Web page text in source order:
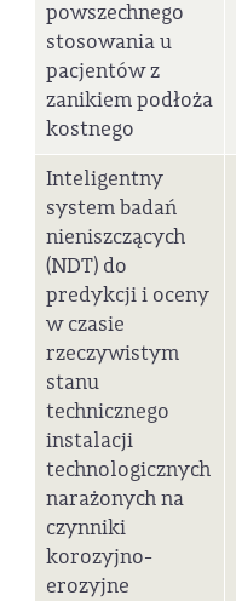
powszechnego
stosowania u
pacjentów z
zanikiem podłoża
kostnego
Inteligentny
system badań
nieniszczących
(NDT) do
predykcji i oceny
w czasie
rzeczywistym
stanu
technicznego
instalacji
technologicznych
narażonych na
czynniki
korozyjno-
erozyjne